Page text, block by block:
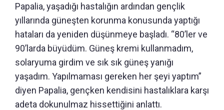
Papalia, yaşadığı hastalığın ardından gençlik
yıllarında güneşten korunma konusunda yaptığı
hataları da yeniden düşünmeye başladı. “80’ler ve
90’larda büyüdüm. Güneş kremi kullanmadım,
solaryuma girdim ve sık sık güneş yanığı
yaşadım. Yapılmaması gereken her şeyi yaptım”
diyen Papalia, gençken kendisini hastalıklara karşı
adeta dokunulmaz hissettiğini anlattı.